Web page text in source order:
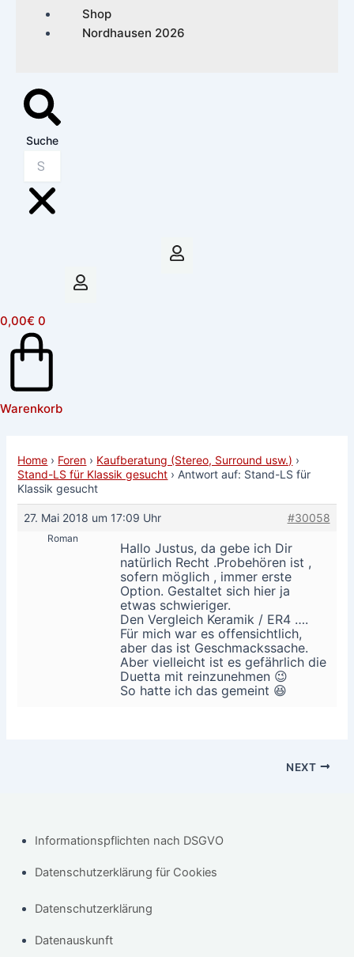
Shop
Nordhausen 2026
Suche
0,00€ 0
Warenkorb
Home › Foren › Kaufberatung (Stereo, Surround usw.) ›
Stand-LS für Klassik gesucht › Antwort auf: Stand-LS für
Klassik gesucht
27. Mai 2018 um 17:09 Uhr #30058
Roman
Hallo Justus, da gebe ich Dir
natürlich Recht .Probehören ist ,
sofern möglich , immer erste
Option. Gestaltet sich hier ja
etwas schwieriger.
Den Vergleich Keramik / ER4 ….
Für mich war es offensichtlich,
aber das ist Geschmackssache.
Aber vielleicht ist es gefährlich die
Duetta mit reinzunehmen 😉
So hatte ich das gemeint 😆
NEXT
Informationspflichten nach DSGVO
Datenschutzerklärung für Cookies
Datenschutzerklärung
Datenauskunft